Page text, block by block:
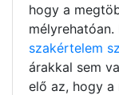
hogy a
szakértelem
árakkal sem
elő az, hogy a